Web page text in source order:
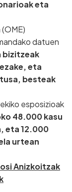
eta
datuen
bizitzeak
eta
besteak
esposizioak
48.000 kasu
eta 12.000
urtean
Anizkoitzak